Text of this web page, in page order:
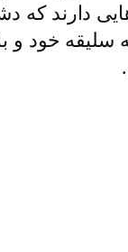
دارند که
سلیقه خود و